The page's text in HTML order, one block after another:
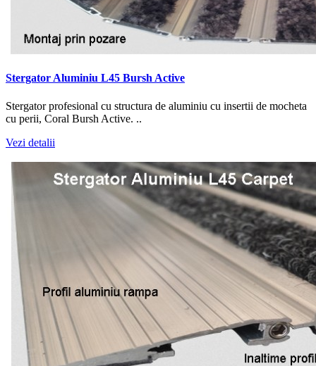
Stergator Aluminiu L45 Bursh Active
Stergator profesional cu structura de aluminiu cu insertii de mocheta
cu perii, Coral Bursh Active. ..
Vezi detalii